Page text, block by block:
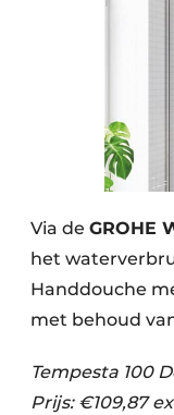
Via de GROHE
het
Handdouche
met behoud
Tempesta 100
Prijs: €109,87